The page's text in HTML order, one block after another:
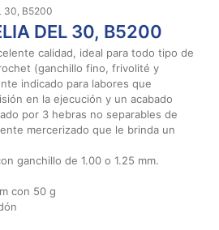
30, B5200
DEL 30, B5200
calidad, ideal para todo tipo de
(ganchillo fino, frivolité y
indicado para labores que
en la ejecución y un acabado
por 3 hebras no separables de
mercerizado que le brinda un
ganchillo de 1.00 o 1.25 mm.
con 50 g